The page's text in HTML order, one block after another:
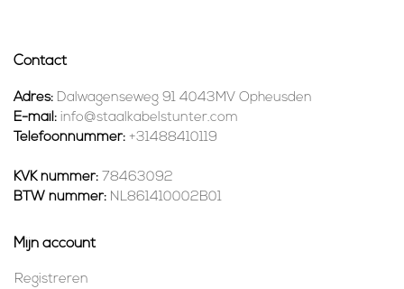
Contact
Adres: Dalwagenseweg 91 4043MV Opheusden
E-mail: info@staalkabelstunter.com
Telefoonnummer: +31488410119
KVK nummer: 78463092
BTW nummer: NL861410002B01
Mijn account
Registreren